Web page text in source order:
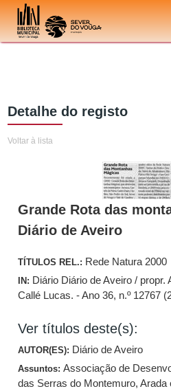
Ir para o conteúdo
Detalhe do registo
Voltar à lista
Grande Rota das
Diário de Aveiro
TÍTULOS REL.: Rede Natura 2000
IN: Diário Diário de Aveiro / propr.
Callé Lucas. - Ano 36, n.º 12767
Ver títulos deste(s):
AUTOR(ES): Diário de Aveiro
Assuntos:Associação de
das Serras do Montemuro, Arada